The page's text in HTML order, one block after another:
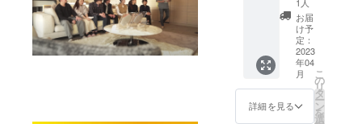
ち、ど
こか1話
であな
たのお
名前ク
レジッ
トが記
載され
ラム全5
回をお
届け
CAMPF
IRE限定
Nontitle
タンブ
ラー
（大）
コー
ス】 お
礼の
メッ
セージ
CAMPF
IRE活動
報告に
お届
け予
定：
2023
年04
月
詳細を見る
こ
の
リ
タ
ー
ン
を
選